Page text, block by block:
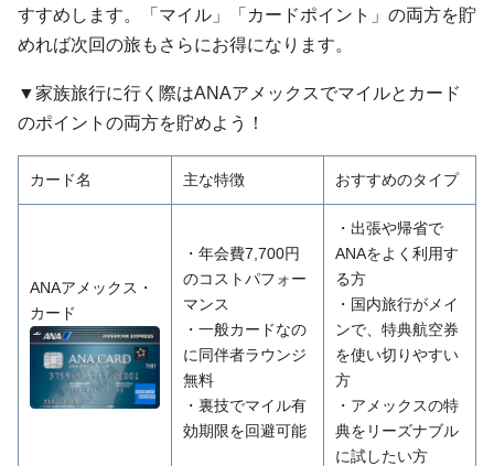
すすめします。「マイル」「カードポイント」の両方を貯
めれば次回の旅もさらにお得になります。
▼家族旅行に行く際はANAアメックスでマイルとカード
のポイントの両方を貯めよう！
カード名 主な特徴 おすすめのタイプ
ANAアメックス・
カード
・年会費7,700円
のコストパフォー
マンス
・一般カードなの
に同伴者ラウンジ
無料
・裏技でマイル有
効期限を回避可能
・出張や帰省で
ANAをよく利用す
る方
・国内旅行がメイ
ンで、特典航空券
を使い切りやすい
方
・アメックスの特
典をリーズナブル
に試したい方